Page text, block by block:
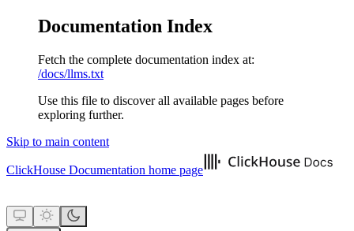
Documentation Index
Fetch the complete documentation index at:
/docs/llms.txt
Use this file to discover all available pages before
exploring further.
Skip to main content
ClickHouse Documentation home page